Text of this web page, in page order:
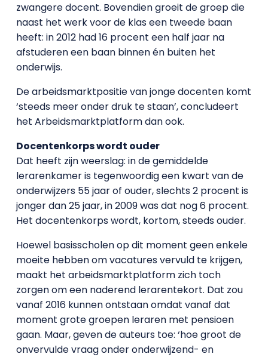
zwangere docent. Bovendien groeit de groep die
naast het werk voor de klas een tweede baan
heeft: in 2012 had 16 procent een half jaar na
afstuderen een baan binnen én buiten het
onderwijs.
De arbeidsmarktpositie van jonge docenten komt
‘steeds meer onder druk te staan’, concludeert
het Arbeidsmarktplatform dan ook.
Docentenkorps wordt ouder
Dat heeft zijn weerslag: in de gemiddelde
lerarenkamer is tegenwoordig een kwart van de
onderwijzers 55 jaar of ouder, slechts 2 procent is
jonger dan 25 jaar, in 2009 was dat nog 6 procent.
Het docentenkorps wordt, kortom, steeds ouder.
Hoewel basisscholen op dit moment geen enkele
moeite hebben om vacatures vervuld te krijgen,
maakt het arbeidsmarktplatform zich toch
zorgen om een naderend lerarentekort. Dat zou
vanaf 2016 kunnen ontstaan omdat vanaf dat
moment grote groepen leraren met pensioen
gaan. Maar, geven de auteurs toe: ‘hoe groot de
onvervulde vraag onder onderwijzend- en